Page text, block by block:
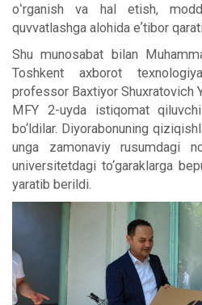
oʻrganish va hal etish,
quvvatlashga alohida eʼtibor
Shu munosabat bilan
Toshkent axborot
professor Baxtiyor Shuxratovich
MFY 2-uyda istiqomat
bo‘ldilar. Diyorabonuning
unga zamonaviy rusumdagi
universitetdagi to‘garaklarga
yaratib berildi.